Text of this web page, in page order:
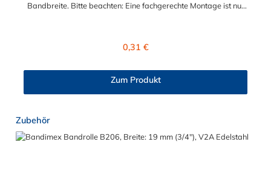
Bandbreite. Bitte beachten: Eine fachgerechte Montage ist nur
Regulärer Preis:
0,31 €
Zum Produkt
Produktgalerie überspringen
Zubehör